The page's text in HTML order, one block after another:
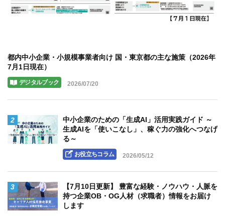
都内中小企業・小規模事業者向け 国・東京都の主な施策（2026年
7月1日現在）
デジタルブック 2026/07/20
2
中小企業のための「生成AI」活用実践ガイド ～
生成AIを「使いこなし」、稼ぐ力の強化へつなげ
る～
お役立ちコラム 2026/05/12
3
【7月10日更新】 豊富な経験・ノウハウ・人脈を
持つ企業OB・OG人材（求職者）情報をお届け
します